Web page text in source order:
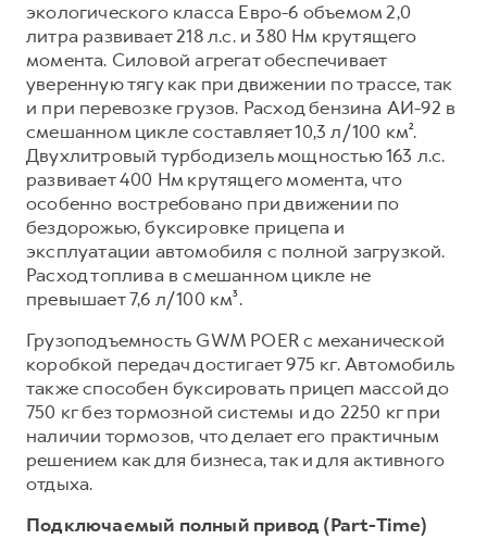
экологического класса Евро-6 объемом 2,0
литра развивает 218 л.с. и 380 Нм крутящего
момента. Силовой агрегат обеспечивает
уверенную тягу как при движении по трассе, так
и при перевозке грузов. Расход бензина АИ-92 в
смешанном цикле составляет 10,3 л/100 км².
Двухлитровый турбодизель мощностью 163 л.с.
развивает 400 Нм крутящего момента, что
особенно востребовано при движении по
бездорожью, буксировке прицепа и
эксплуатации автомобиля с полной загрузкой.
Расход топлива в смешанном цикле не
превышает 7,6 л/100 км³.
Грузоподъемность GWM POER с механической
коробкой передач достигает 975 кг. Автомобиль
также способен буксировать прицеп массой до
750 кг без тормозной системы и до 2250 кг при
наличии тормозов, что делает его практичным
решением как для бизнеса, так и для активного
отдыха.
Подключаемый полный привод (Part-Time)